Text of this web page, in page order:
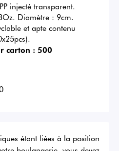
injecté transparent.
Diamètre : 9cm.
et apte contenu
carton : 500
étant liées à la position